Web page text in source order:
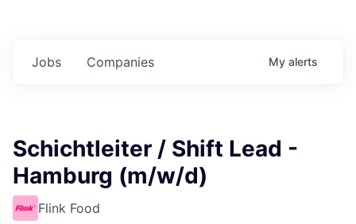
Jobs Companies My alerts
Schichtleiter / Shift Lead -
Hamburg (m/w/d)
Flink Food